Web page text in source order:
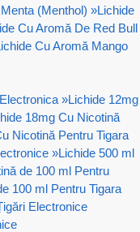
(Menthol) »Lichide
Cu Aromă De Red Bull
Cu Aromă Mango
»Lichide 12mg
18mg Cu Nicotină
Nicotină Pentru Tigara
»Lichide 500 ml
de 100 ml Pentru
100 ml Pentru Tigara
Electronice